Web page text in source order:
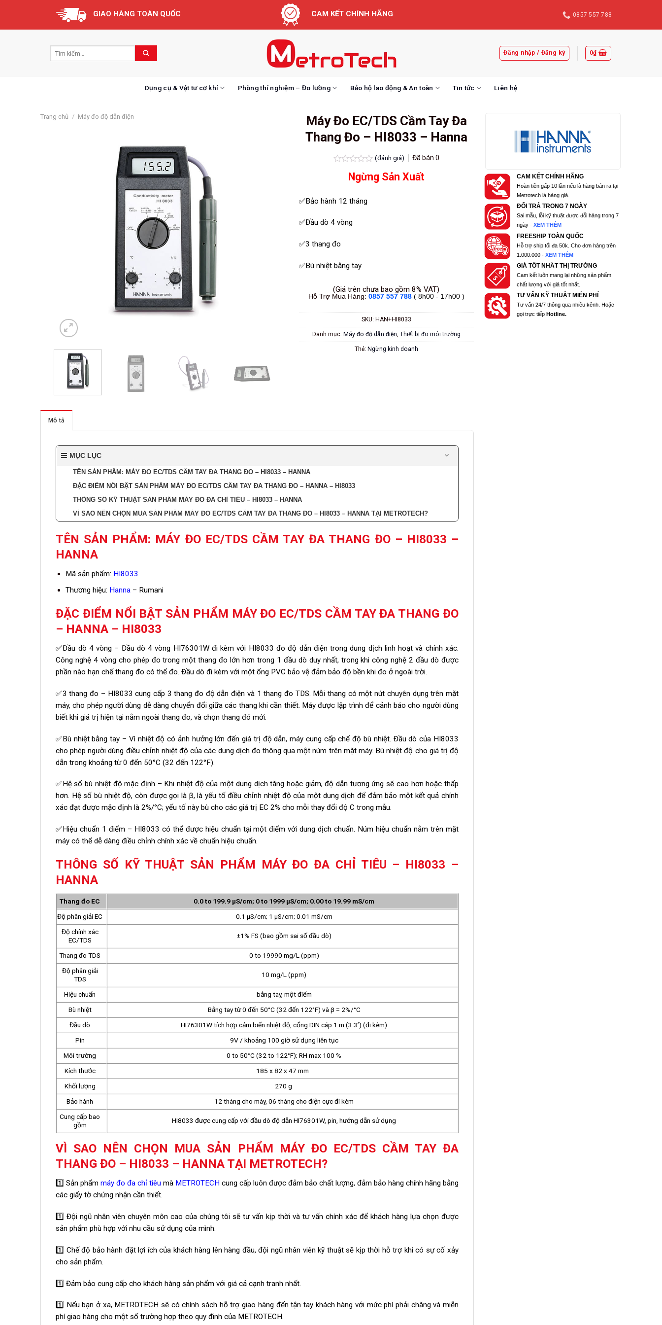
content
GIAO HÀNG TOÀN QUỐC CAM KẾT CHÍNH HÃNG 0857 557 788
Đăng nhập / Đăng ký 0₫
Dụng cụ & Vật tư cơ khí Phòng thí nghiệm – Đo lường Bảo hộ lao động & An toàn Tin tức Liên hệ
Trang chủ / Máy đo độ dẫn điện
Máy Đo EC/TDS Cầm Tay Đa
Thang Đo – HI8033 – Hanna
5
(đánh giá) Đã bán0
Ngừng Sản Xuất
✅Bảo hành 12 tháng
✅Đầu dò 4 vòng
✅3 thang đo
✅Bù nhiệt bằng tay
(Giá trên chưa bao gồm 8% VAT)
Hỗ Trợ Mua Hàng: 0857 557 788 ( 8h00 - 17h00 )
SKU: HAN+HI8033
Danh mục: Máy đo độ dẫn điện Thiết bị đo môi trường
Thẻ: Ngừng kinh doanh
CAM KẾT CHÍNH HÃNG
Hoàn tiền gấp 10 lần nếu là hàng bán ra tại
Metrotech là hàng giả.
ĐỔI TRẢ TRONG 7 NGÀY
Sai mẫu, lỗi kỹ thuật được đỗi hàng trong 7
ngày -XEM THÊM
FREESHIP TOÀN QUỐC
Hỗ trợ ship tối đa 50k. Cho đơn hàng trên
1.000.000 -XEM THÊM
GIÁ TỐT NHẤT THỊ TRƯỜNG
Cam kết luôn mang lại những sản phẩm
chất lượng với giá tốt nhất.
TƯ VẤN KỸ THUẬT MIỄN PHÍ
Tư vấn 24/7 thông qua nhiều kênh. Hoặc
gọi trực tiếp Hotline.
Mô tả
MỤC LỤC
TÊN SẢN PHẨM: MÁY ĐO EC/TDS CẦM TAY ĐA THANG ĐO – HI8033 – HANNA
ĐẶC ĐIỂM NỔI BẬT SẢN PHẨM MÁY ĐO EC/TDS CẦM TAY ĐA THANG ĐO – HANNA – HI8033
THÔNG SỐ KỸ THUẬT SẢN PHẨM MÁY ĐO ĐA CHỈ TIÊU – HI8033 – HANNA
VÌ SAO NÊN CHỌN MUA SẢN PHẨM MÁY ĐO EC/TDS CẦM TAY ĐA THANG ĐO – HI8033 – HANNA TẠI METROTECH?
TÊN SẢN PHẨM: MÁY ĐO EC/TDS CẦM TAY ĐA THANG ĐO – HI8033 –
HANNA
Mã sản phẩm: HI8033
Thương hiệu: Hanna– Rumani
ĐẶC ĐIỂM NỔI BẬT SẢN PHẨM MÁY ĐO EC/TDS CẦM TAY ĐA THANG ĐO
– HANNA – HI8033
✅Đầu dò 4 vòng – Đầu dò 4 vòng HI76301W đi kèm với HI8033 đo độ dẫn điện trong dung dịch linh hoạt và chính xác.
Công nghệ 4 vòng cho phép đo trong một thang đo lớn hơn trong 1 đầu dò duy nhất, trong khi công nghệ 2 đầu dò được
phần nào hạn chế thang đo có thể đo. Đầu dò đi kèm với một ống PVC bảo vệ đảm bảo độ bền khi đo ở ngoài trời.
✅3 thang đo – HI8033 cung cấp 3 thang đo độ dẫn điện và 1 thang đo TDS. Mỗi thang có một nút chuyên dụng trên mặt
máy, cho phép người dùng dễ dàng chuyển đổi giữa các thang khi cần thiết. Máy được lập trình để cảnh báo cho người dùng
biết khi giá trị hiện tại nằm ngoài thang đo, và chọn thang đó mới.
✅Bù nhiệt bằng tay – Vì nhiệt độ có ảnh hưởng lớn đến giá trị độ dẫn, máy cung cấp chế độ bù nhiệt. Đầu dò của HI8033
cho phép người dùng điều chỉnh nhiệt độ của các dung dịch đo thông qua một núm trên mặt máy. Bù nhiệt độ cho giá trị độ
dẫn trong khoảng từ 0 đến 50°C (32 đến 122°F).
✅Hệ số bù nhiệt độ mặc định – Khi nhiệt độ của một dung dịch tăng hoặc giảm, độ dẫn tương ứng sẽ cao hơn hoặc thấp
hơn. Hệ số bù nhiệt độ, còn được gọi là β, là yếu tố điều chỉnh nhiệt độ của một dung dịch để đảm bảo một kết quả chính
xác đạt được mặc định là 2%/°C; yếu tố này bù cho các giá trị EC 2% cho mỗi thay đổi độ C trong mẫu.
✅Hiệu chuẩn 1 điểm – HI8033 có thể được hiệu chuẩn tại một điểm với dung dịch chuẩn. Núm hiệu chuẩn nằm trên mặt
máy có thể dễ dàng điều chỉnh chính xác về chuẩn hiệu chuẩn.
THÔNG SỐ KỸ THUẬT SẢN PHẨM MÁY ĐO ĐA CHỈ TIÊU – HI8033 –
HANNA
Thang đo EC
0.0 to 199.9 μS/cm; 0 to 1999 μS/cm; 0.00 to 19.99 mS/cm
Độ phân giải EC
0.1 μS/cm; 1 μS/cm; 0.01 mS/cm
Độ chính xác
EC/TDS
±1% FS (bao gồm sai số đầu dò)
Thang đo TDS
0 to 19990 mg/L (ppm)
Độ phân giải
TDS
10 mg/L (ppm)
Hiệu chuẩn
bằng tay, một điểm
Bù nhiệt
Bằng tay từ 0 đến 50°C (32 đến 122°F) và β = 2%/°C
Đầu dò
HI76301W tích hợp cảm biến nhiệt độ, cổng DIN cáp 1 m (3.3’) (đi kèm)
Pin
9V / khoảng 100 giờ sử dụng liên tục
Môi trường
0 to 50°C (32 to 122°F); RH max 100 %
Kích thước
185 x 82 x 47 mm
Khối lượng
270 g
Bảo hành
12 tháng cho máy, 06 tháng cho điện cực đi kèm
Cung cấp bao
gồm
HI8033 được cung cấp với đầu dò độ dẫn HI76301W, pin, hướng dẫn sử dụng
VÌ SAO NÊN CHỌN MUA SẢN PHẨM MÁY ĐO EC/TDS CẦM TAY ĐA
THANG ĐO – HI8033 – HANNA TẠI METROTECH?
1️⃣ Sản phẩm máy đo đa chỉ tiêu mà METROTECH cung cấp luôn được đảm bảo chất lượng, đảm bảo hàng chính hãng bằng
các giấy tờ chứng nhận cần thiết.
1️⃣ Đội ngũ nhân viên chuyên môn cao của chúng tôi sẽ tư vấn kịp thời và tư vấn chính xác để khách hàng lựa chọn được
sản phẩm phù hợp với nhu cầu sử dụng của mình.
1️⃣ Chế độ bảo hành đặt lợi ích của khách hàng lên hàng đầu, đội ngũ nhân viên kỹ thuật sẽ kịp thời hỗ trợ khi có sự cố xảy
cho sản phẩm.
1️⃣ Đảm bảo cung cấp cho khách hàng sản phẩm với giá cả cạnh tranh nhất.
1️⃣ Nếu bạn ở xa, METROTECH sẽ có chính sách hỗ trợ giao hàng đến tận tay khách hàng với mức phí phải chăng và miễn
phí giao hàng cho một số trường hợp theo quy đinh của METROTECH.